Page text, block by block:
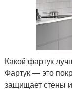
Какой фартук
Фартук — это
защищает стены